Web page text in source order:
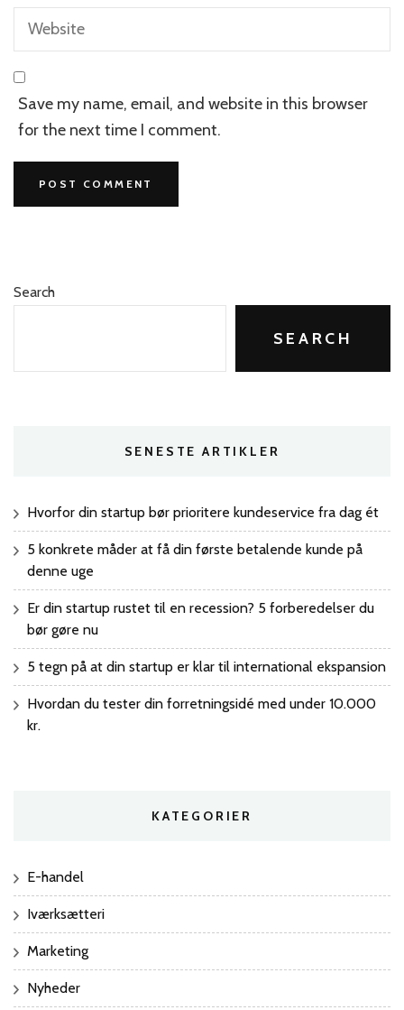
Save my name, email, and website in this browser
for the next time I comment.
Search
SEARCH
SENESTE ARTIKLER
Hvorfor din startup bør prioritere kundeservice fra dag ét
5 konkrete måder at få din første betalende kunde på
denne uge
Er din startup rustet til en recession? 5 forberedelser du
bør gøre nu
5 tegn på at din startup er klar til international ekspansion
Hvordan du tester din forretningsidé med under 10.000
kr.
KATEGORIER
E-handel
Iværksætteri
Marketing
Nyheder